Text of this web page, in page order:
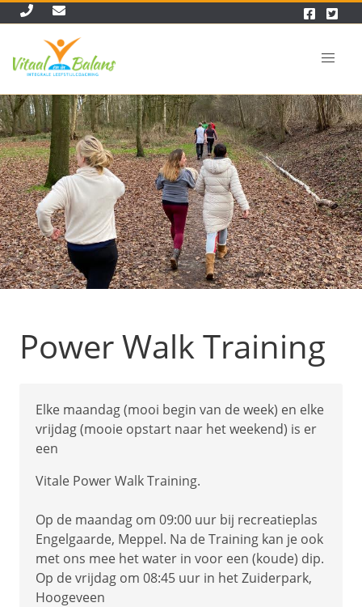
Power Walk Training
Elke maandag (mooi begin van de week) en elke
vrijdag (mooie opstart naar het weekend) is er
een
Vitale Power Walk Training.
Op de maandag om 09:00 uur bij recreatieplas
Engelgaarde, Meppel. Na de Training kan je ook
met ons mee het water in voor een (koude) dip.
Op de vrijdag om 08:45 uur in het Zuiderpark,
Hoogeveen